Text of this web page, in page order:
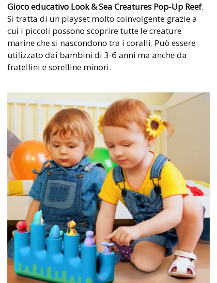
Gioco educativo Look & Sea Creatures Pop-Up Reef.
Si tratta di un playset molto coinvolgente grazie a
cui i piccoli possono scoprire tutte le creature
marine che si nascondono tra i coralli. Può essere
utilizzato dai bambini di 3-6 anni ma anche da
fratellini e sorelline minori.